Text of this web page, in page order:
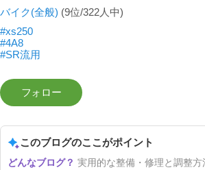
バイク(全般) (9位/322人中)
#xs250
#4A8
#SR流用
このブログのここがポイント
実用的な整備・修理と調整方